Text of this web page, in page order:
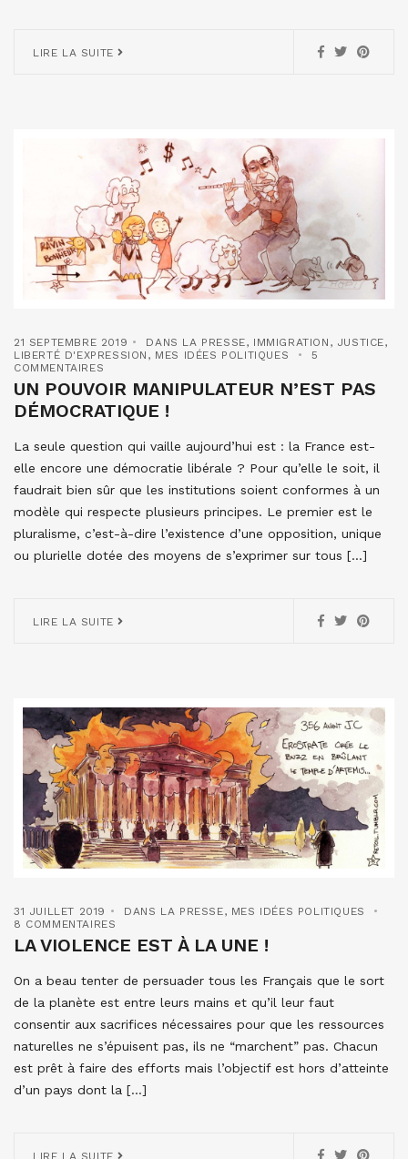
LIRE LA SUITE
21 SEPTEMBRE 2019 DANS LA PRESSE, IMMIGRATION , JUSTICE,
LIBERTÉ D'EXPRESSION , MES IDÉES POLITIQUES
5
COMMENTAIRES
UN POUVOIR MANIPULATEUR N’EST PAS
DÉMOCRATIQUE !
La seule question qui vaille aujourd’hui est : la France est-
elle encore une démocratie libérale ? Pour qu’elle le soit, il
faudrait bien sûr que les institutions soient conformes à un
modèle qui respecte plusieurs principes. Le premier est le
pluralisme, c’est-à-dire l’existence d’une opposition, unique
ou plurielle dotée des moyens de s’exprimer sur tous […]
LIRE LA SUITE
31 JUILLET 2019 DANS LA PRESSE, MES IDÉES POLITIQUES
8 COMMENTAIRES
LA VIOLENCE EST À LA UNE !
On a beau tenter de persuader tous les Français que le sort
de la planète est entre leurs mains et qu’il leur faut
consentir aux sacrifices nécessaires pour que les ressources
naturelles ne s’épuisent pas, ils ne “marchent” pas. Chacun
est prêt à faire des efforts mais l’objectif est hors d’atteinte
d’un pays dont la […]
LIRE LA SUITE